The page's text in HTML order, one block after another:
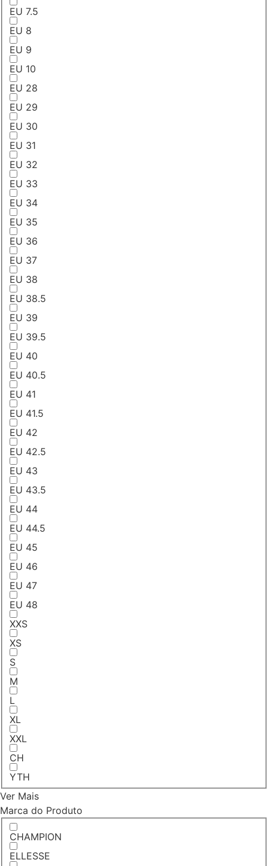
EU 7.5
EU 8
EU 9
EU 10
EU 28
EU 29
EU 30
EU 31
EU 32
EU 33
EU 34
EU 35
EU 36
EU 37
EU 38
EU 38.5
EU 39
EU 39.5
EU 40
EU 40.5
EU 41
EU 41.5
EU 42
EU 42.5
EU 43
EU 43.5
EU 44
EU 44.5
EU 45
EU 46
EU 47
EU 48
XXS
XS
S
M
L
XL
XXL
CH
YTH
Ver Mais
Marca do Produto
CHAMPION
ELLESSE